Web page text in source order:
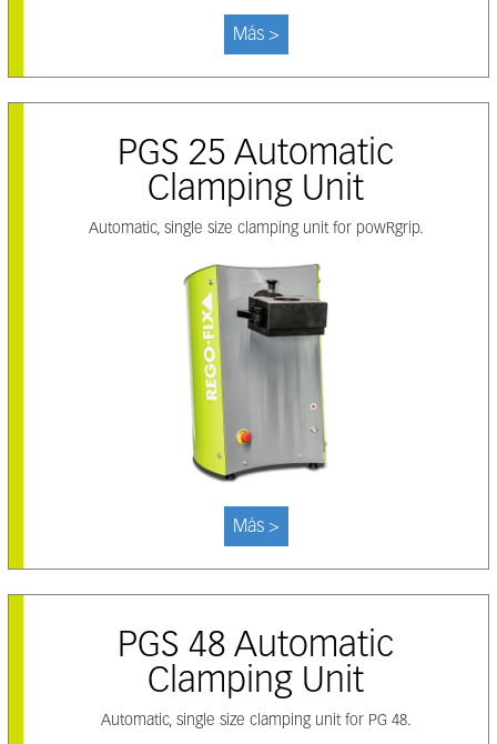
Más >
PGS 25 Automatic
Clamping Unit
Automatic, single size clamping unit for powRgrip.
Más >
PGS 48 Automatic
Clamping Unit
Automatic, single size clamping unit for PG 48.